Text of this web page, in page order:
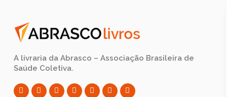
A livraria da Abrasco – Associação Brasileira de
Saúde Coletiva.